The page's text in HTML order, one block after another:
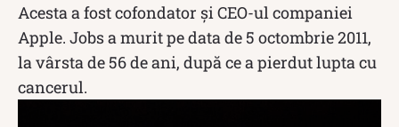
Acesta a fost cofondator și CEO-ul companiei
Apple. Jobs a murit pe data de 5 octombrie 2011,
la vârsta de 56 de ani, după ce a pierdut lupta cu
cancerul.